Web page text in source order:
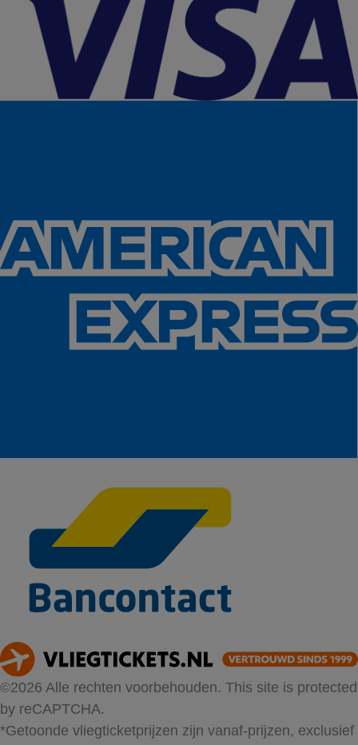
©2026 Alle rechten voorbehouden. This site is protected
by reCAPTCHA.
*Getoonde vliegticketprijzen zijn vanaf-prijzen, exclusief